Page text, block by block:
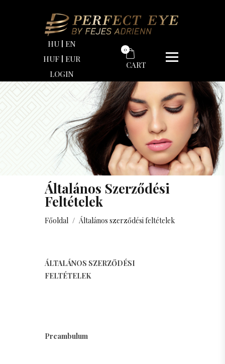
HU
EN
HUF
EUR
LOGIN
0
CART
Általános Szerződési
Feltételek
Főoldal / Általános szerződési feltételek
ÁLTALÁNOS SZERZŐDÉSI
FELTÉTELEK
Preambulum